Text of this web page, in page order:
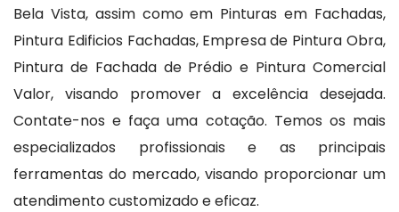
Bela Vista, assim como em Pinturas em Fachadas,
Pintura Edificios Fachadas, Empresa de Pintura Obra,
Pintura de Fachada de Prédio e Pintura Comercial
Valor, visando promover a excelência desejada.
Contate-nos e faça uma cotação. Temos os mais
especializados profissionais e as principais
ferramentas do mercado, visando proporcionar um
atendimento customizado e eficaz.